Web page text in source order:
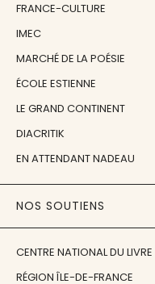
FRANCE-CULTURE
IMEC
MARCHÉ DE LA POÉSIE
ÉCOLE ESTIENNE
LE GRAND CONTINENT
DIACRITIK
EN ATTENDANT NADEAU
NOS SOUTIENS
CENTRE NATIONAL DU LIVRE
RÉGION ÎLE-DE-FRANCE